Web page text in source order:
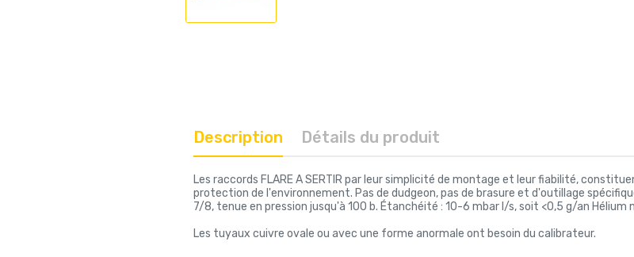
Description Détails du produit
Les raccords FLARE A SERTIR par leur simplicité de montage et leur fiabilité,
protection de l'environnement. Pas de dudgeon, pas de brasure et d'outillage
7/8, tenue en pression jusqu'à 100 b. Étanchéité : 10-6 mbar l/s, soit <0,5 g/an Hélium
Les tuyaux cuivre ovale ou avec une forme anormale ont besoin du calibrateur.